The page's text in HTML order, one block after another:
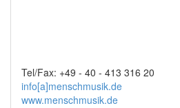
Tel/Fax: +49 - 40 - 413 316 20
info[a]menschmusik.de
www.menschmusik.de